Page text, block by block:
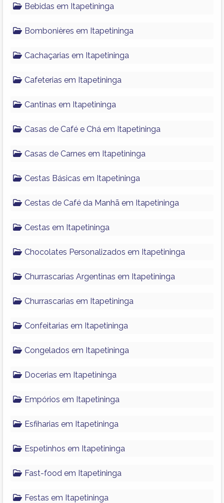
Bebidas em Itapetininga
Bombonières em Itapetininga
Cachaçarias em Itapetininga
Cafeterias em Itapetininga
Cantinas em Itapetininga
Casas de Café e Chá em Itapetininga
Casas de Carnes em Itapetininga
Cestas Básicas em Itapetininga
Cestas de Café da Manhã em Itapetininga
Cestas em Itapetininga
Chocolates Personalizados em Itapetininga
Churrascarias Argentinas em Itapetininga
Churrascarias em Itapetininga
Confeitarias em Itapetininga
Congelados em Itapetininga
Docerias em Itapetininga
Empórios em Itapetininga
Esfiharias em Itapetininga
Espetinhos em Itapetininga
Fast-food em Itapetininga
Festas em Itapetininga